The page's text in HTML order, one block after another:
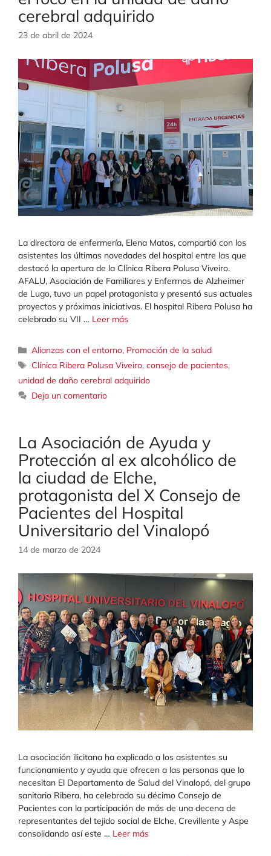
cerebral adquirido
23 de abril de 2024
La directora de enfermería, Elena Matos, compartió con los
asistentes las últimas novedades del hospital entre las que
destacó la apertura de la Clínica Ribera Polusa Viveiro.
AFALU, Asociación de Familiares y Enfermos de Alzheimer
de Lugo, tuvo un papel protagonista y presentó sus actuales
proyectos y próximas iniciativas. El hospital Ribera Polusa ha
celebrado su VII … Leer más
Categorías
Alianzas con el entorno, Promoción de la salud
Etiquetas
Clínica Ribera Polusa Viveiro,consejo de pacientes,
unidad de daño cerebral adquirido
Deja un comentario
La Asociación de Ayuda y
Protección al ex alcohólico de
la ciudad de Elche,
protagonista del X Consejo de
Pacientes del Hospital
Universitario del Vinalopó
14 de marzo de 2024
La asociación ilicitana ha explicado a los asistentes su
funcionamiento y ayuda que ofrecen a las personas que lo
necesitan El Departamento de Salud del Vinalopó, del grupo
sanitario Ribera, ha celebrado su décimo Consejo de
Pacientes con la participación de más de una decena de
representantes del tejido social de Elche, Crevillente y Aspe
consolidando así este … Leer más